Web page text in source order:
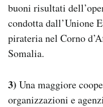
buoni risultati
condotta dall’Unione
pirateria nel Corno
Somalia.
3) Una maggiore
organizzazioni e